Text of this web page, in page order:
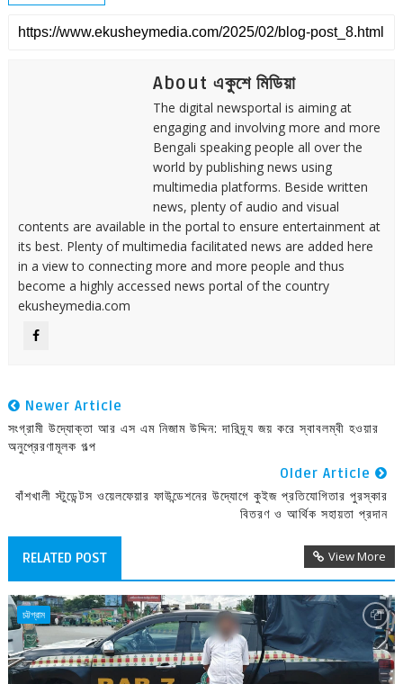
About একুশে মিডিয়া
The digital newsportal is aiming at
engaging and involving more and more
Bengali speaking people all over the
world by publishing news using
multimedia platforms. Beside written
news, plenty of audio and visual
contents are available in the portal to ensure entertainment at
its best. Plenty of multimedia facilitated news are added here
in a view to connecting more and more people and thus
become a highly accessed news portal of the country
ekusheymedia.com
Newer Article
সংগ্রামী উদ্যোক্তা আর এস এম নিজাম উদ্দিন: দারিদ্র্য জয় করে স্বাবলম্বী হওয়ার
অনুপ্রেরণামূলক গল্প
Older Article
বাঁশখালী স্টুডেন্টস ওয়েলফেয়ার ফাউন্ডেশনের উদ্যোগে কুইজ প্রতিযোগিতার পুরস্কার
বিতরণ ও আর্থিক সহায়তা প্রদান
RELATED POST View More
চট্টগ্রাম